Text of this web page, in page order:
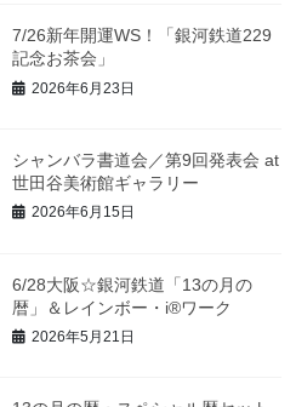
7/26新年開運WS！「銀河鉄道229
記念お茶会」
2026年6月23日
シャンバラ書道会／第9回発表会 at
世田谷美術館ギャラリー
2026年6月15日
6/28大阪☆銀河鉄道「13の月の
暦」＆レインボー・i®ワーク
2026年5月21日